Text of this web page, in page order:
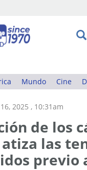
Mundo Cine
2025 , 10:31am
de los
las